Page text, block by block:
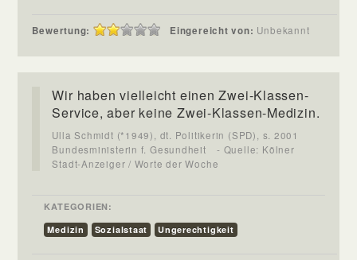
Bewertung: Eingereicht von: Unbekannt
Wir haben vielleicht einen Zwei-Klassen-
Service, aber keine Zwei-Klassen-Medizin.
Ulla Schmidt (*1949), dt. Politikerin (SPD), s. 2001
Bundesministerin f. Gesundheit
- Quelle: Kölner
Stadt-Anzeiger / Worte der Woche
KATEGORIEN:
Medizin
Sozialstaat Ungerechtigkeit